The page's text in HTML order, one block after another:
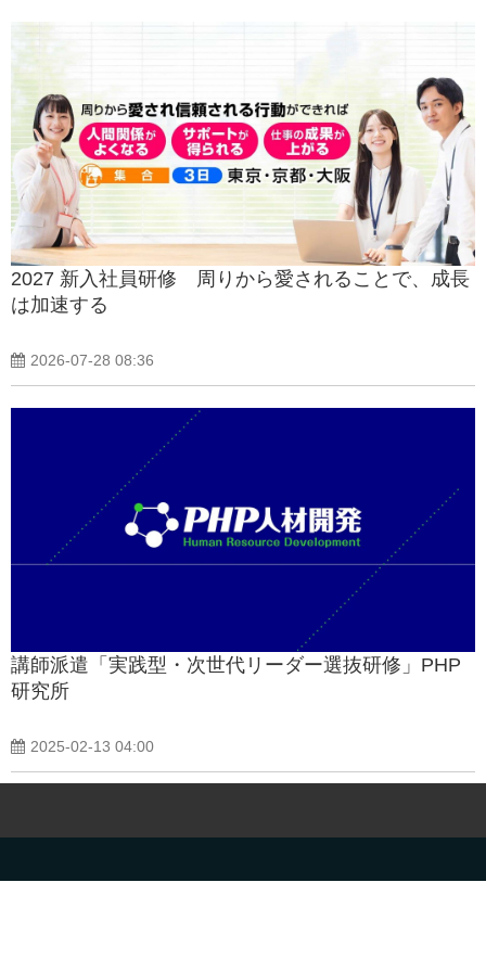
2027 新入社員研修 周りから愛されることで、成長
は加速する
2026-07-28 08:36
講師派遣「実践型・次世代リーダー選抜研修」PHP
研究所
2025-02-13 04:00